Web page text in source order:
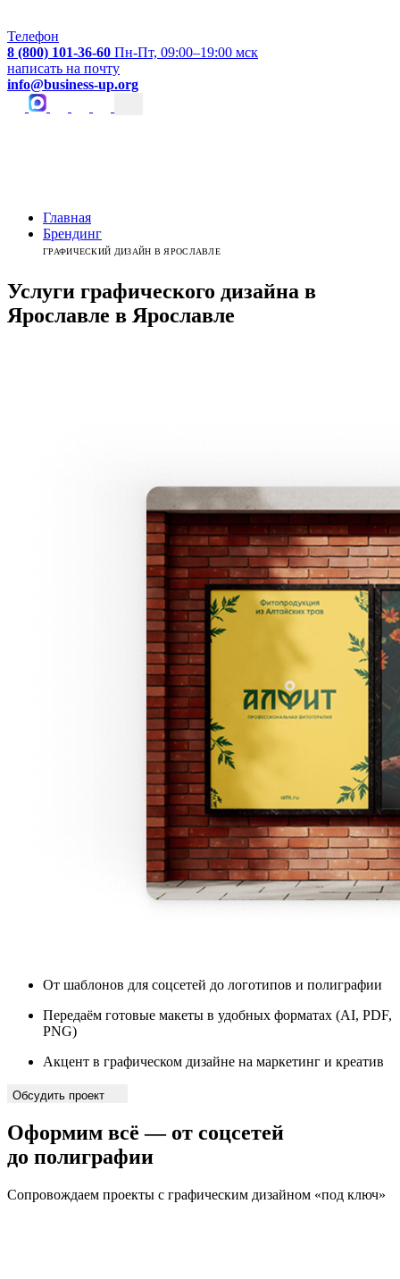
Телефон
8 (800) 101-36-60 Пн-Пт, 09:00–19:00 мск
написать на почту
info@business-up.org
Главная
Брендинг
ГРАФИЧЕСКИЙ ДИЗАЙН В ЯРОСЛАВЛЕ
Услуги графического дизайна в
Ярославле в Ярославле
От шаблонов для соцсетей до логотипов и полиграфии
Передаём готовые макеты в удобных форматах (AI, PDF,
PNG)
Акцент в графическом дизайне на маркетинг и креатив
Обсудить проект
Оформим всё — от соцсетей
до полиграфии
Сопровождаем проекты с графическим дизайном «под ключ»